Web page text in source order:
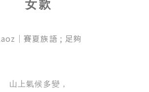
女款
｜賽夏族語 ; 足夠
山上氣候多變，